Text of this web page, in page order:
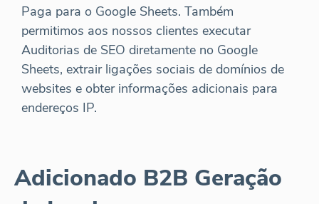
Paga para o Google Sheets. Também
permitimos aos nossos clientes executar
Auditorias de SEO diretamente no Google
Sheets, extrair ligações sociais de domínios de
websites e obter informações adicionais para
endereços IP.
Adicionado B2B Geração